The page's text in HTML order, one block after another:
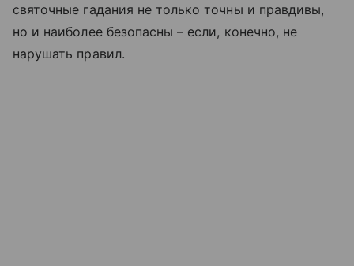
святочные гадания не только точны и правдивы,
но и наиболее безопасны – если, конечно, не
нарушать правил.